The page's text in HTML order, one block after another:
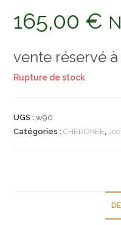
165,00 €
vente réservé
Rupture de stock
UGS :w90
Catégories :CHEROKEE,